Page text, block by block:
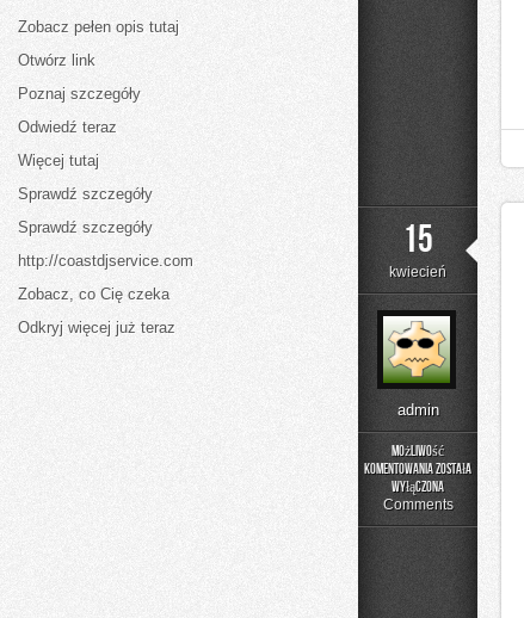
15
kwiecień
admin
Możliwość
komentowania
Adopcja
Opieka
została
wyłączona
Comments
Zobacz pełen opis tutaj
Otwórz link
Poznaj szczegóły
Odwiedź teraz
Więcej tutaj
Sprawdź szczegóły
Sprawdź szczegóły
http://coastdjservice.com
Zobacz, co Cię czeka
Odkryj więcej już teraz